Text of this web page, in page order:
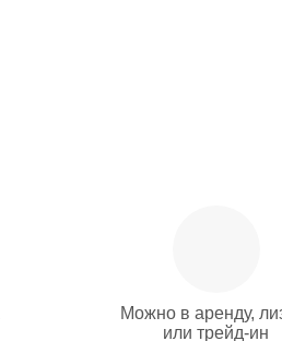
Можно в аренду,
или трейд-ин